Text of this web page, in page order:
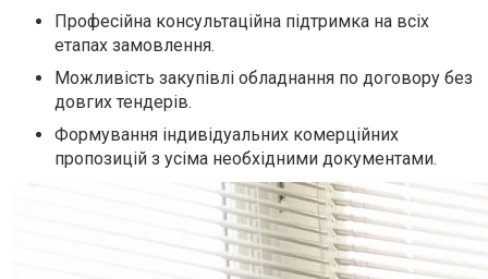
Професійна консультаційна підтримка на всіх
етапах замовлення.
Можливість закупівлі обладнання по договору без
довгих тендерів.
Формування індивідуальних комерційних
пропозицій з усіма необхідними документами.